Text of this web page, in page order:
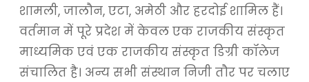
शामली, जालौन, एटा, अमेठी और हरदोई शामिल हैं।
वर्तमान में पूरे प्रदेश में केवल एक राजकीय संस्कृत
माध्यमिक एवं एक राजकीय संस्कृत डिग्री कॉलेज
संचालित है। अन्य सभी संस्थान निजी तौर पर चलाए